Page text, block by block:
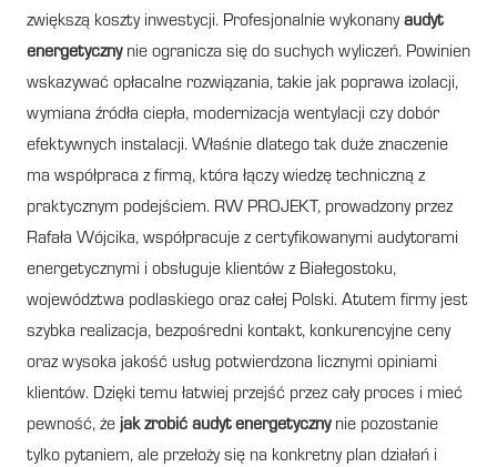
zwiększą koszty inwestycji. Profesjonalnie wykonanyaudyt
energetycznynie ogranicza się do suchych wyliczeń. Powinien
wskazywać opłacalne rozwiązania, takie jak poprawa izolacji,
wymiana źródła ciepła, modernizacja wentylacji czy dobór
efektywnych instalacji. Właśnie dlatego tak duże znaczenie
ma współpraca z firmą, która łączy wiedzę techniczną z
praktycznym podejściem. RW PROJEKT, prowadzony przez
Rafała Wójcika, współpracuje z certyfikowanymi audytorami
energetycznymi i obsługuje klientów z Białegostoku,
województwa podlaskiego oraz całej Polski. Atutem firmy jest
szybka realizacja, bezpośredni kontakt, konkurencyjne ceny
oraz wysoka jakość usług potwierdzona licznymi opiniami
klientów. Dzięki temu łatwiej przejść przez cały proces i mieć
pewność, że jak zrobić audyt energetycznynie pozostanie
tylko pytaniem, ale przełoży się na konkretny plan działań i